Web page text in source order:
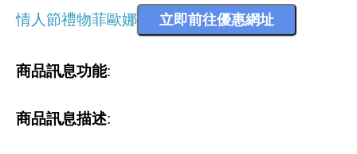
情人節禮物菲歐娜
商品訊息功能:
商品訊息描述: